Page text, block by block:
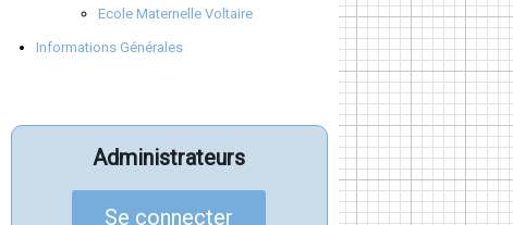
Ecole Maternelle Voltaire
Informations Générales
Administrateurs
Se connecter